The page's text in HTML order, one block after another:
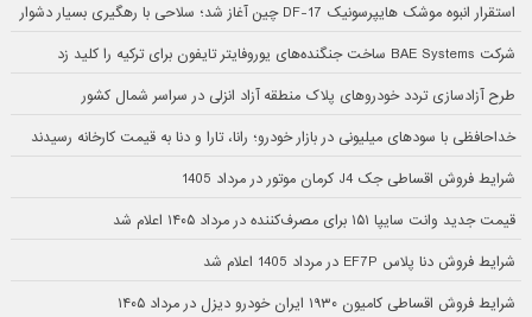
استقرار انبوه موشک هایپرسونیک DF-17 چین آغاز شد؛ سلاحی با رهگیری بسیار دشوار
شرکت BAE Systems ساخت جنگنده‌های یوروفایتر تایفون برای ترکیه را کلید زد
طرح آزادسازی تردد خودروهای پلاک منطقه آزاد انزلی در سراسر شمال کشور
خداحافظی با سودهای میلیونی در بازار خودرو؛ رانا، تارا و دنا به قیمت کارخانه رسیدند
شرایط فروش اقساطی جک J4 کرمان موتور در مرداد 1405
قیمت جدید وانت سایپا ۱۵۱ برای مصرف‌کننده در مرداد ۱۴۰۵ اعلام شد
شرایط فروش دنا پلاس EF7P در مرداد 1405 اعلام شد
شرایط فروش اقساطی کامیون ۱۹۳۰ ایران خودرو دیزل در مرداد ۱۴۰۵